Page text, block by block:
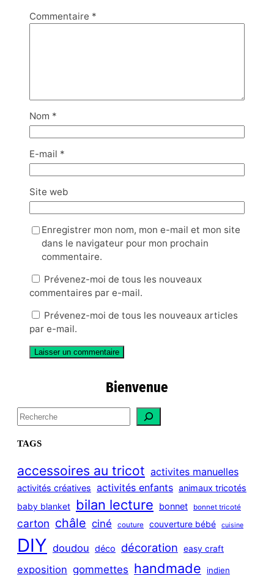
Commentaire *
Nom *
E-mail *
Site web
Enregistrer mon nom, mon e-mail et mon site
dans le navigateur pour mon prochain
commentaire.
Prévenez-moi de tous les nouveaux
commentaires par e-mail.
Prévenez-moi de tous les nouveaux articles
par e-mail.
Bienvenue
S
e
a
c
h
TAGS
accessoires au tricot activites manuelles
activités créatives activités enfants animaux tricotés
baby blanket bilan lecture bonnet bonnet tricoté
carton châle ciné couture couverture bébé cuisine
DIY doudou déco décoration easy craft
exposition gommettes handmade indien